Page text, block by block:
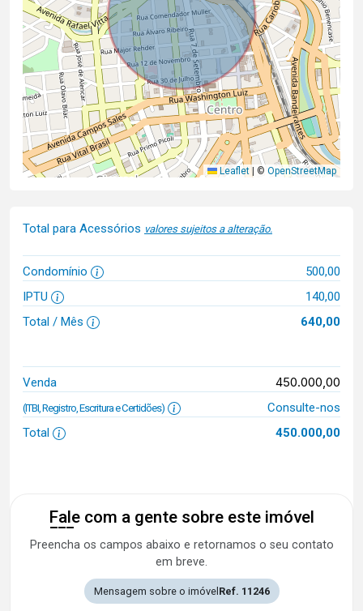
Leaflet © OpenStreetMap
Total para Acessórios valores sujeitos a alteração.
Condomínio
500,00
IPTU
140,00
Total / Mês
640,00
Venda 450.000,00
(ITBI, Registro, Escritura e Certidões)
Consulte-nos
Total
450.000,00
Fale com a gente sobre este imóvel
Preencha os campos abaixo e retornamos o seu contato
em breve.
Mensagem sobre o imóvel Ref. 11246